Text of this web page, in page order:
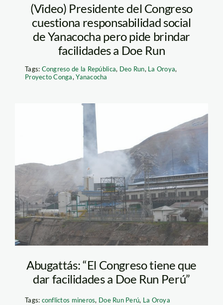
(Video) Presidente del Congreso
cuestiona responsabilidad social
de Yanacocha pero pide brindar
facilidades a Doe Run
Tags: Congreso de la República, Deo Run, La Oroya,
Proyecto Conga,Yanacocha
doe_run_la_oroya_dp
Abugattás: “El Congreso tiene que
dar facilidades a Doe Run Perú”
Tags: conflictos mineros, Doe Run Perú, La Oroya